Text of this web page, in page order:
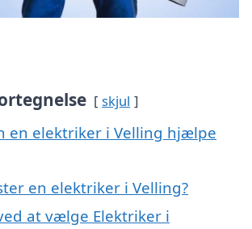
skjul
en elektriker i Velling hjælpe
en elektriker i Velling?
at vælge Elektriker i